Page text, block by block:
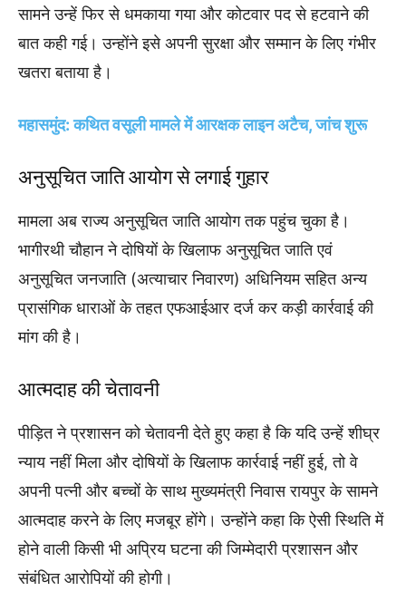
सामने उन्हें फिर से धमकाया गया और कोटवार पद से हटवाने की
बात कही गई। उन्होंने इसे अपनी सुरक्षा और सम्मान के लिए गंभीर
खतरा बताया है।
महासमुंद: कथित वसूली मामले में आरक्षक लाइन अटैच, जांच शुरू
अनुसूचित जाति आयोग से लगाई गुहार
मामला अब राज्य अनुसूचित जाति आयोग तक पहुंच चुका है।
भागीरथी चौहान ने दोषियों के खिलाफ अनुसूचित जाति एवं
अनुसूचित जनजाति (अत्याचार निवारण) अधिनियम सहित अन्य
प्रासंगिक धाराओं के तहत एफआईआर दर्ज कर कड़ी कार्रवाई की
मांग की है।
आत्मदाह की चेतावनी
पीड़ित ने प्रशासन को चेतावनी देते हुए कहा है कि यदि उन्हें शीघ्र
न्याय नहीं मिला और दोषियों के खिलाफ कार्रवाई नहीं हुई, तो वे
अपनी पत्नी और बच्चों के साथ मुख्यमंत्री निवास रायपुर के सामने
आत्मदाह करने के लिए मजबूर होंगे। उन्होंने कहा कि ऐसी स्थिति में
होने वाली किसी भी अप्रिय घटना की जिम्मेदारी प्रशासन और
संबंधित आरोपियों की होगी।